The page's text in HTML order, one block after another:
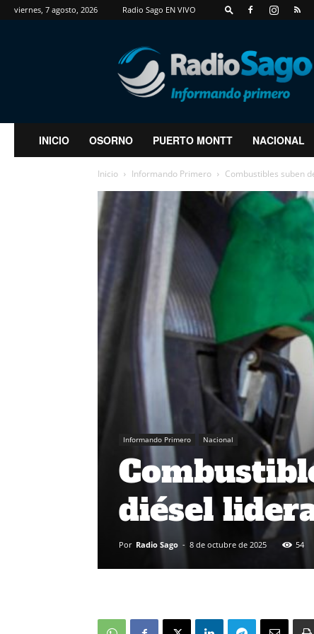
viernes, 7 agosto, 2026 Radio Sago EN VIVO
RadioSago
INICIO OSORNO PUERTO MONTT NACIONAL
Inicio Informando Primero Combustibles suben
Informando Primero Nacional
diésel
Por Radio Sago - 8 de octubre de 2025 54